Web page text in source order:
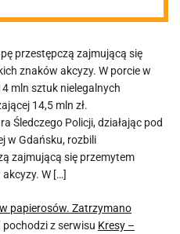
i
przestępczą zajmującą się
znaków akcyzy. W porcie w
mln sztuk nielegalnych
14,5 mln zł.
Śledczego Policji, działając pod
w Gdańsku, rozbili
zajmującą się przemytem
W […]
papierosów. Zatrzymano
pochodzi z serwisu Kresy –